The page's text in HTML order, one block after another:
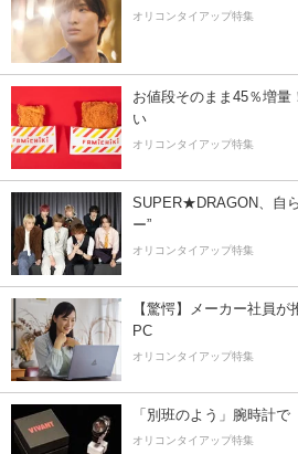
オリコンタイアップ特集
お値段そのまま45％増
い
オリコンタイアップ特集
SUPER★DRAGON、自
ー”
オリコンタイアップ特集
【驚愕】メーカー社員
PC
オリコンタイアップ特集
「別班のよう」腕時計
オリコンタイアップ特集